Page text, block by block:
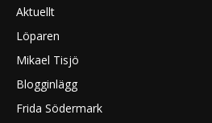
Aktuellt
Löparen
Mikael Tisjö
Blogginlägg
Frida Södermark